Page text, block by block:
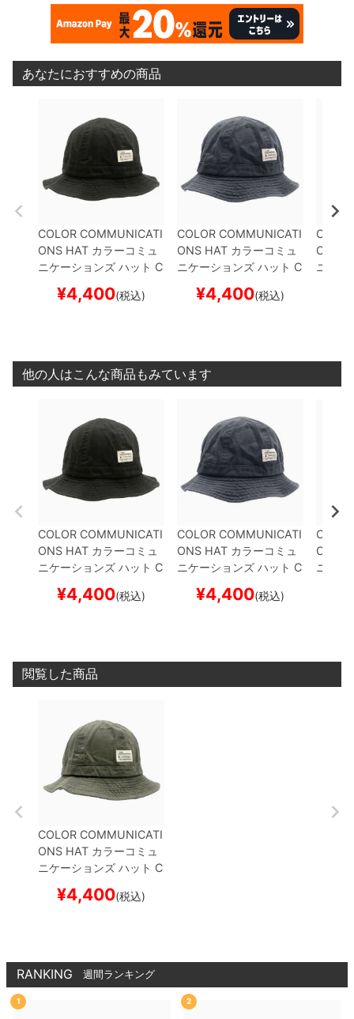
あなたにおすすめの商品
COLOR COMMUNICATI
ONS HAT カラーコミュ
ニケーションズ ハット C
LACKスケートボード ス
¥4,400(税込)
COLOR COMMUNICATI
ONS HAT カラーコミュ
ニケーションズ ハット C
ARK GREYスケートボー
¥4,400(税込)
ONS
ニケー
他の人はこんな商品もみています
COLOR COMMUNICATI
ONS HAT カラーコミュ
ニケーションズ ハット C
LACKスケートボード ス
¥4,400(税込)
COLOR COMMUNICATI
ONS HAT カラーコミュ
ニケーションズ ハット C
ARK GREYスケートボー
¥4,400(税込)
ONS
ニケー
閲覧した商品
COLOR COMMUNICATI
ONS HAT カラーコミュ
ニケーションズ ハット C
LIVEスケートボード ス
¥4,400(税込)
RANKING 週間ランキング
1 2